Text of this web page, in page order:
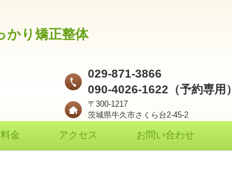
029-871-3866
090-4026-1622（予約専用）
〒300-1217
茨城県牛久市さくら台2-45-2
料金 アクセス お問い合わせ